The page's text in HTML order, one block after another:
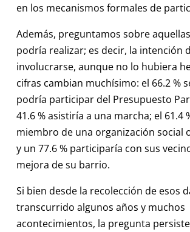
en los mecanismos formales de
Además, preguntamos sobre
podría realizar; es decir, la intención
involucrarse, aunque no lo hubiera
cifras cambian muchísimo: el 66.2 %
podría participar del Presupuesto
41.6 % asistiría a una marcha; el 61.4
miembro de una organización social
y un 77.6 % participaría con sus
mejora de su barrio.
Si bien desde la recolección de esos
transcurrido algunos años y muchos
acontecimientos, la pregunta